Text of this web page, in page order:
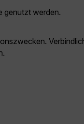
genutzt werden.